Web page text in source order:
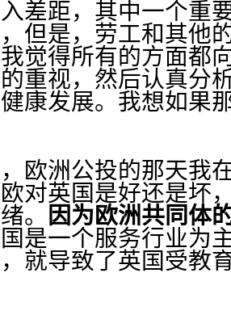
差距，其中一个重
但是，劳工和其他
觉得所有的方面都
重视，然后认真分
康发展。我想如果
洲公投的那天我
对英国是好还是坏
。
因为欧洲共同体
是一个服务行业为
就导致了英国受教